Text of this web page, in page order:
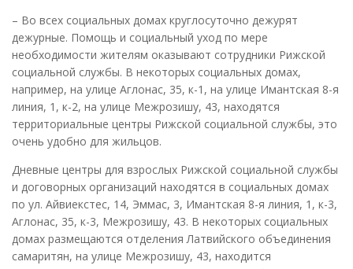
– Во всех социальных домах круглосуточно дежурят
дежурные. Помощь и социальный уход по мере
необходимости жителям оказывают сотрудники Рижской
социальной службы. В некоторых социальных домах,
например, на улице Аглонас, 35, к-1, на улице Имантская 8-я
линия, 1, к-2, на улице Межрозишу, 43, находятся
территориальные центры Рижской социальной службы, это
очень удобно для жильцов.
Дневные центры для взрослых Рижской социальной службы
и договорных организаций находятся в социальных домах
по ул. Айвиекстес, 14, Эммас, 3, Имантская 8-я линия, 1, к-3,
Аглонас, 35, к-3, Межрозишу, 43. В некоторых социальных
домах размещаются отделения Латвийского объединения
самаритян, на улице Межрозишу, 43, находится